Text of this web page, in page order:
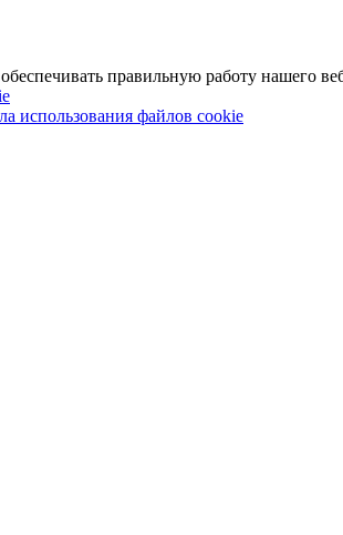
правильную работу нашего
использования файлов cookie